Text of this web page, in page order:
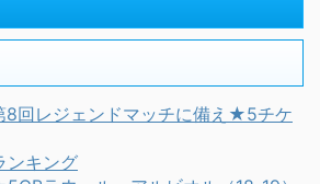
8回レジェンドマッチに備え★5チケ
ンキング